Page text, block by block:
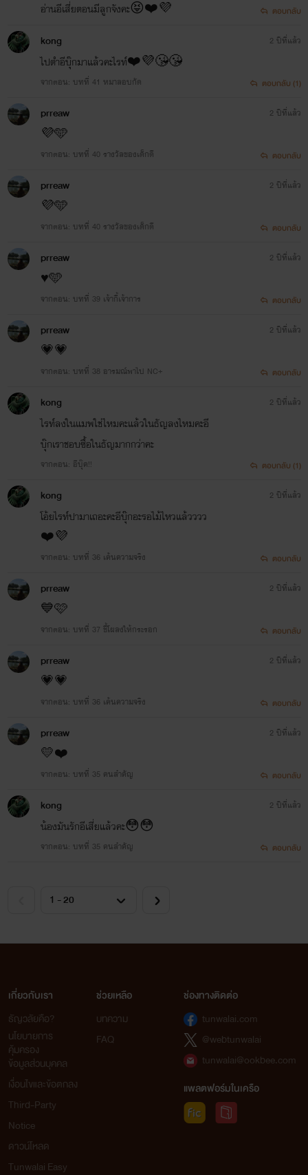
อ่านอีเสี่ยตอนมีลูกจังคะ😝❤️💜
ตอบกลับ
kong
ไปตำอีบุ๊กมาแล้วคะไรท์❤️💜😘😘
จากตอน: บทที่ 41 หมาลอบกัด
2 ปีที่แล้ว
ตอบกลับ (1)
prreaw
💜🩵
จากตอน: บทที่ 40 รางวัลของเด็กดี
2 ปีที่แล้ว
ตอบกลับ
prreaw
💜🩵
จากตอน: บทที่ 40 รางวัลของเด็กดี
2 ปีที่แล้ว
ตอบกลับ
prreaw
♥️🩵
จากตอน: บทที่ 39 เจ้ากี้เจ้าการ
2 ปีที่แล้ว
ตอบกลับ
prreaw
💗💗
จากตอน: บทที่ 38 อารมณ์พาไป NC+
2 ปีที่แล้ว
ตอบกลับ
kong
ไรท์ลงในแมพใช่ไหมคะแล้วในธัญลงไหมคะอี
บุ๊กเราชอบซื้อในธัญมากกว่าคะ
จากตอน: อีบุ๊ค!!
2 ปีที่แล้ว
ตอบกลับ (1)
kong
โอ้ยไรท์ปามาเถอะคะอีบุ๊กอะรอไม้ไหวแล้วววว
❤️💜
จากตอน: บทที่ 36 เค้นความจริง
2 ปีที่แล้ว
ตอบกลับ
prreaw
💙🩷
จากตอน: บทที่ 37 ชี้โผลงให้กระรอก
2 ปีที่แล้ว
ตอบกลับ
prreaw
💗💗
จากตอน: บทที่ 36 เค้นความจริง
2 ปีที่แล้ว
ตอบกลับ
prreaw
💛❤️
จากตอน: บทที่ 35 คนสำคัญ
2 ปีที่แล้ว
ตอบกลับ
kong
น้องมันรักอีเสี่ยแล้วคะ😳😳
จากตอน: บทที่ 35 คนสำคัญ
2 ปีที่แล้ว
ตอบกลับ
เกี่ยวกับเรา
ธัญวลัยคือ?
นโยบายการ
คุ้มครอง
ข้อมูลส่วนบุคคล
เงื่อนไขและข้อตกลง
Third-Party
Notice
ดาวน์โหลด
Tunwalai Easy
ช่วยเหลือ
บทความ
FAQ
ช่องทางติดต่อ
tunwalai.com
@webtunwalai
tunwalai@ookbee.com
แพลตฟอร์มในเครือ